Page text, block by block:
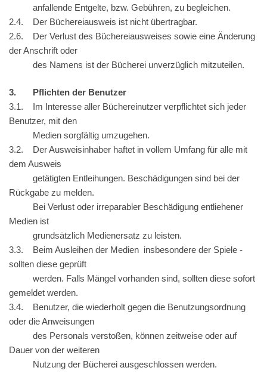
anfallende Entgelte, bzw. Gebühren, zu begleichen.
2.4. Der Büchereiausweis ist nicht übertragbar.
2.6. Der Verlust des Büchereiausweises sowie eine Änderung
der Anschrift oder
des Namens ist der Bücherei unverzüglich mitzuteilen.
3. Pflichten der Benutzer
3.1. Im Interesse aller Büchereinutzer verpflichtet sich jeder
Benutzer, mit den
Medien sorgfältig umzugehen.
3.2. Der Ausweisinhaber haftet in vollem Umfang für alle mit
dem Ausweis
getätigten Entleihungen. Beschädigungen sind bei der
Rückgabe zu melden.
Bei Verlust oder irreparabler Beschädigung entliehener
Medien ist
grundsätzlich Medienersatz zu leisten.
3.3. Beim Ausleihen der Medien ­ insbesondere der Spiele ­
sollten diese geprüft
werden. Falls Mängel vorhanden sind, sollten diese sofort
gemeldet werden.
3.4. Benutzer, die wiederholt gegen die Benutzungsordnung
oder die Anweisungen
des Personals verstoßen, können zeitweise oder auf
Dauer von der weiteren
Nutzung der Bücherei ausgeschlossen werden.